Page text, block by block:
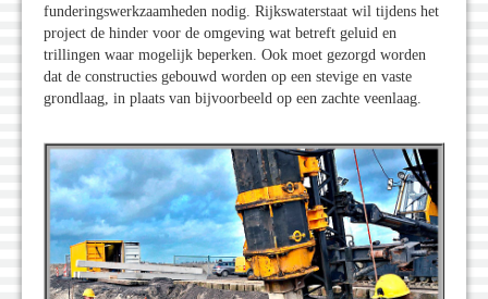
funderingswerkzaamheden nodig. Rijkswaterstaat wil tijdens het
project de hinder voor de omgeving wat betreft geluid en
trillingen waar mogelijk beperken. Ook moet gezorgd worden
dat de constructies gebouwd worden op een stevige en vaste
grondlaag, in plaats van bijvoorbeeld op een zachte veenlaag.